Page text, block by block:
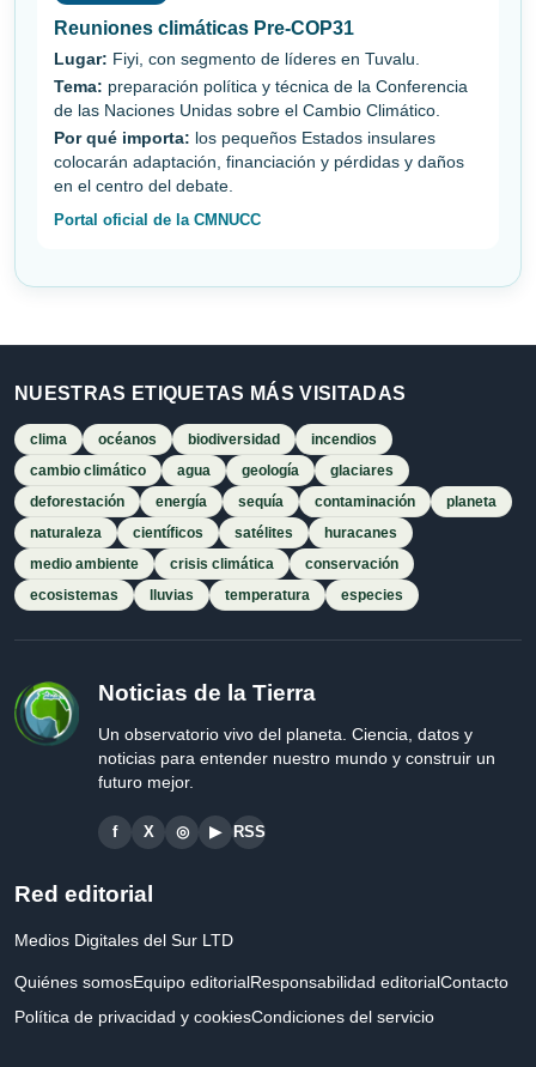
Reuniones climáticas Pre-COP31
Lugar: Fiyi, con segmento de líderes en Tuvalu.
Tema: preparación política y técnica de la Conferencia
de las Naciones Unidas sobre el Cambio Climático.
Por qué importa: los pequeños Estados insulares
colocarán adaptación, financiación y pérdidas y daños
en el centro del debate.
Portal oficial de la CMNUCC
NUESTRAS ETIQUETAS MÁS VISITADAS
clima océanos biodiversidad
incendios
cambio climático
agua geología
glaciares
deforestación
energía sequía contaminación
planeta
naturaleza
científicos satélites
huracanes
medio ambiente
crisis climática
conservación
ecosistemas
lluvias temperatura especies
Noticias de la Tierra
Un observatorio vivo del planeta. Ciencia, datos y
noticias para entender nuestro mundo y construir un
futuro mejor.
f X ◎ ▶ RSS
Red editorial
Medios Digitales del Sur LTD
Quiénes somosEquipo editorialResponsabilidad editorialContacto
Política de privacidad y cookiesCondiciones del servicio